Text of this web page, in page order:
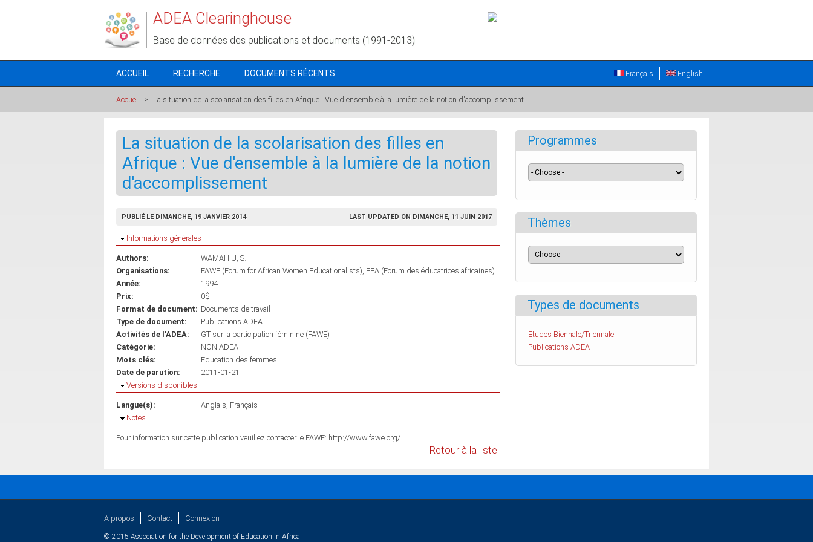
ADEA Clearinghouse
Base de données des publications et documents (1991-2013)
ACCUEIL RECHERCHE DOCUMENTS RÉCENTS English
Français
Accueil > La situation de la scolarisation des filles en Afrique : Vue d'ensemble à la lumière de la notion d'accomplissement
La situation de la scolarisation des filles en
Afrique : Vue d'ensemble à la lumière de la notion
d'accomplissement
PUBLIÉ LE DIMANCHE, 19 JANVIER 2014 LAST UPDATED ON DIMANCHE, 11 JUIN 2017
Masquer
Informations générales
Authors:
WAMAHIU, S.
Organisations:
FAWE (Forum for African Women Educationalists) FEA (Forum des éducatrices africaines)
Année:
1994
Prix:
0$
Format de document: Documents de travail
Type de document:
Publications ADEA
Activités de l'ADEA:
GT sur la participation féminine (FAWE)
Catégorie:
NON ADEA
Mots clés:
Education des femmes
Date de parution:
2011-01-21
Masquer
Versions disponibles
Langue(s): Anglais Français
Masquer
Notes
Pour information sur cette publication veuillez contacter le FAWE: http://www.fawe.org/
Retour à la liste
Programmes
Thèmes
Types de documents
Etudes Biennale/Triennale
Publications ADEA
A propos Contact Connexion
© 2015 Association for the Development of Education in Africa